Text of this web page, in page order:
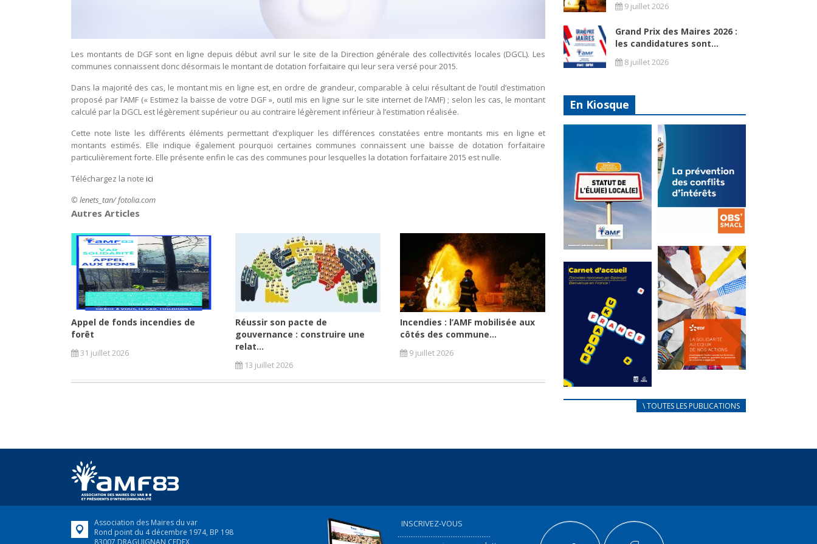
Les montants de DGF sont en ligne depuis début avril sur le site de la Direction générale des collectivités locales (DGCL). Les
communes connaissent donc désormais le montant de dotation forfaitaire qui leur sera versé pour 2015.
Dans la majorité des cas, le montant mis en ligne est, en ordre de grandeur, comparable à celui résultant de l’outil d’estimation
proposé par l’AMF (« Estimez la baisse de votre DGF », outil mis en ligne sur le site internet de l’AMF) ; selon les cas, le montant
calculé par la DGCL est légèrement supérieur ou au contraire légèrement inférieur à l’estimation réalisée.
Cette note liste les différents éléments permettant d’expliquer les différences constatées entre montants mis en ligne et
montants estimés. Elle indique également pourquoi certaines communes connaissent une baisse de dotation forfaitaire
particulièrement forte. Elle présente enfin le cas des communes pour lesquelles la dotation forfaitaire 2015 est nulle.
Téléchargez la note ici
© lenets_tan/ fotolia.com
Autres Articles
Appel de fonds incendies de
forêt
31 juillet 2026
Réussir son pacte de
gouvernance : construire une
relat...
13 juillet 2026
Incendies : l’AMF mobilisée aux
côtés des commune...
9 juillet 2026
9 juillet 2026
Grand Prix des Maires 2026 :
les candidatures sont...
8 juillet 2026
En Kiosque
Statut de
l’élu local
Mise à jour avril
2024
FEUILLETER
La
prévention
des conflits
d’intérêts
18 septembre 2023
FEUILLETER
au coeur de
nos actions
en France,...
FEUILLETER
\ TOUTES LES PUBLICATIONS
Association des Maires du var
Rond point du 4 décembre 1974, BP 198
83007 DRAGUIGNAN CEDEX
INSCRIVEZ-VOUS
...................................................